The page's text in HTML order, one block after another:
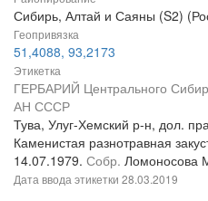
Сибирь, Алтай и Саяны (S2)
Геопривязка
51,4088, 93,2173
Этикетка
ГЕРБАРИЙ Центрального
АН СССР
Тува, Улуг-Хемский р-н, дол.
Каменистая разнотравная
14.07.1979. Собр. Ломоносова
Дата ввода этикетки 28.03.2019